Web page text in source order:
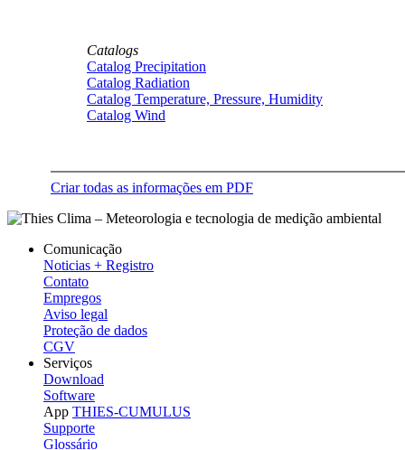
Catalogs
Catalog Precipitation
Catalog Radiation
Catalog Temperature, Pressure, Humidity
Catalog Wind
Criar todas as informações em PDF
Comunicação
Noticias + Registro
Contato
Empregos
Aviso legal
Proteção de dados
CGV
Serviços
Download
Software
App THIES-CUMULUS
Supporte
Glossário